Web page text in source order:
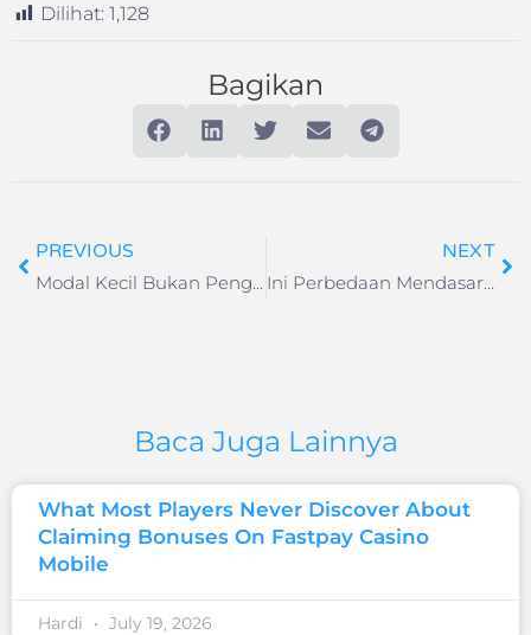
Dilihat: 1,128
Bagikan
PREVIOUS
Modal Kecil Bukan Penghalang Untuk Bisnis Travel
NEXT
Ini Perbedaan Mendasar Antara Kopi Arabika dan Kopi Robusta
Baca Juga Lainnya
What Most Players Never Discover About
Claiming Bonuses On Fastpay Casino
Mobile
Hardi July 19, 2026